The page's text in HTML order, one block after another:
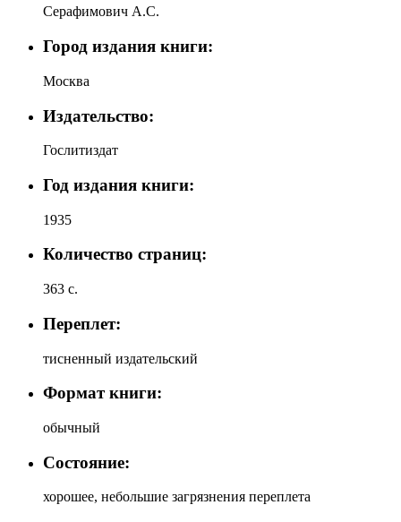
Серафимович А.С.
Город издания книги:
Москва
Издательство:
Гослитиздат
Год издания книги:
1935
Количество страниц:
363 с.
Переплет:
тисненный издательский
Формат книги:
обычный
Состояние:
хорошее, небольшие загрязнения переплета